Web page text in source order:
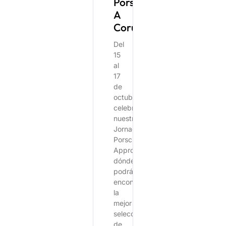
A
Coruña
Del
15
al
17
de
octubre,
celebraremos
nuestras
Jornadas
Porsche
Approved,
dónde
podrá
encontrar
la
mejor
selección